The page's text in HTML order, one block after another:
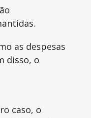
as despesas
disso, o
caso, o